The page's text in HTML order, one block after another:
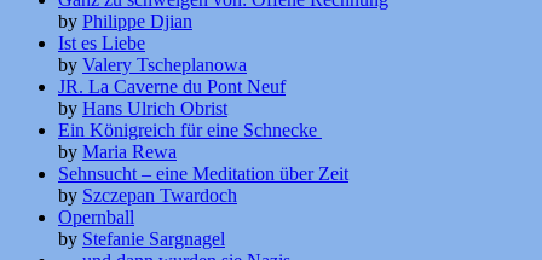
by Philippe Djian
Ist es Liebe
by Valery Tscheplanowa
JR. La Caverne du Pont Neuf
by Hans Ulrich Obrist
Ein Königreich für eine Schnecke
by Maria Rewa
Sehnsucht – eine Meditation über Zeit
by Szczepan Twardoch
Opernball
by Stefanie Sargnagel